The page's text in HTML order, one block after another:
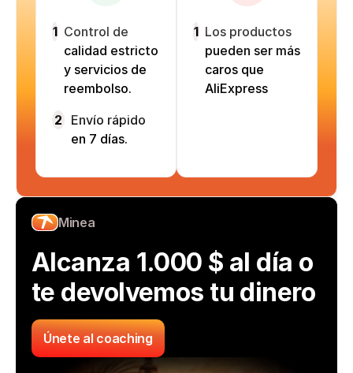
1 Control de
calidad estricto
y servicios de
reembolso.
2
Envío rápido
en 7 días.
1 Los productos
pueden ser más
caros que
AliExpress
Minea
Alcanza 1.000 $ al día o
te devolvemos tu dinero
Únete al coaching